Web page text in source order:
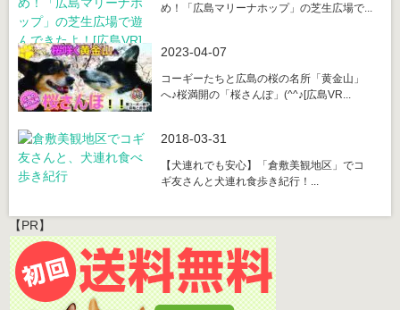
め！「広島マリーナホップ」の芝生広場で...
2023-04-07
コーギーたちと広島の桜の名所「黄金山」
へ♪桜満開の「桜さんぽ」(^^♪[広島VR...
2018-03-31
【犬連れでも安心】「倉敷美観地区」でコ
ギ友さんと犬連れ食歩き紀行！...
【PR】